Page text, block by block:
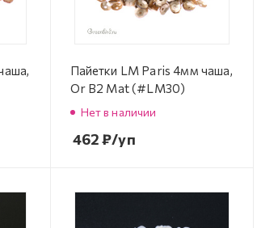
Пайетки LM Paris 4мм чаша,
Or B2 Mat (#LM30)
Нет в наличии
462₽/уп